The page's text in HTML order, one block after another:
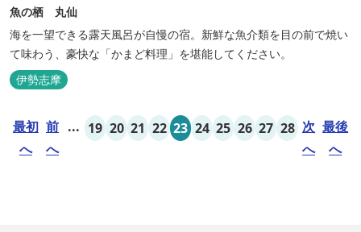
魚の栖 丸仙
海を一望できる露天風呂が自慢の宿。新鮮な魚介類を目の前で焼い
て味わう、豪快な「かまど料理」を堪能してください。
伊勢志摩
最初
へ
前
へ
... 19 20 21 22 23 24 25 26 27 28 次
へ
最後
へ